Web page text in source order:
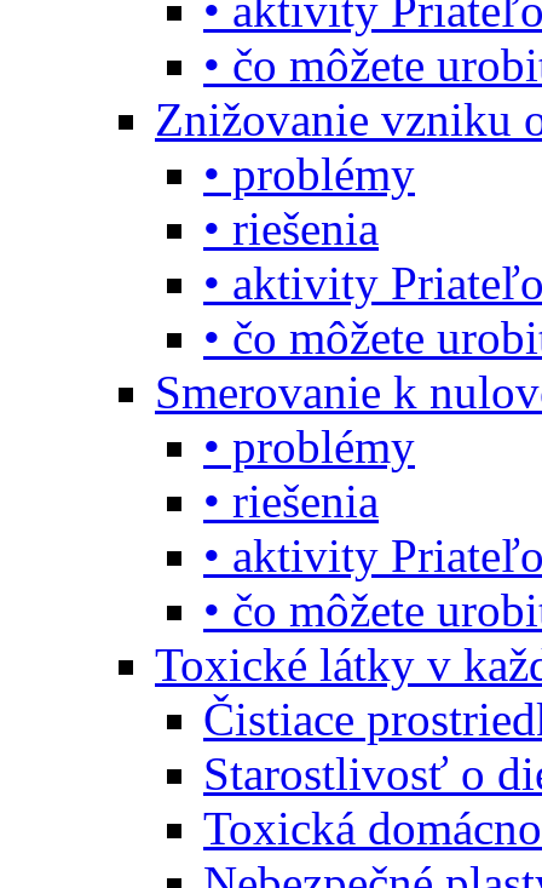
• čo môžete
Znižovanie vzniku
• problémy
• riešenia
• aktivity
• čo môžete
Smerovanie k
• problémy
• riešenia
• aktivity
• čo môžete
Toxické látky v
Čistiace
Starostlivosť o
Toxická